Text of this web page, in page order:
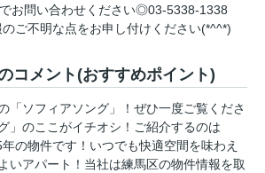
お問い合わせください◎03-5338-1338
ご不明な点をお申し付けください(*^^*)
コメント(おすすめポイント)
「ソフィアソング」！ぜひ一度ご覧くださ
」のここがイチオシ！ご紹介するのは
の物件です！いつでも快適空間を味わえ
いアパート！当社は練馬区の物件情報を取